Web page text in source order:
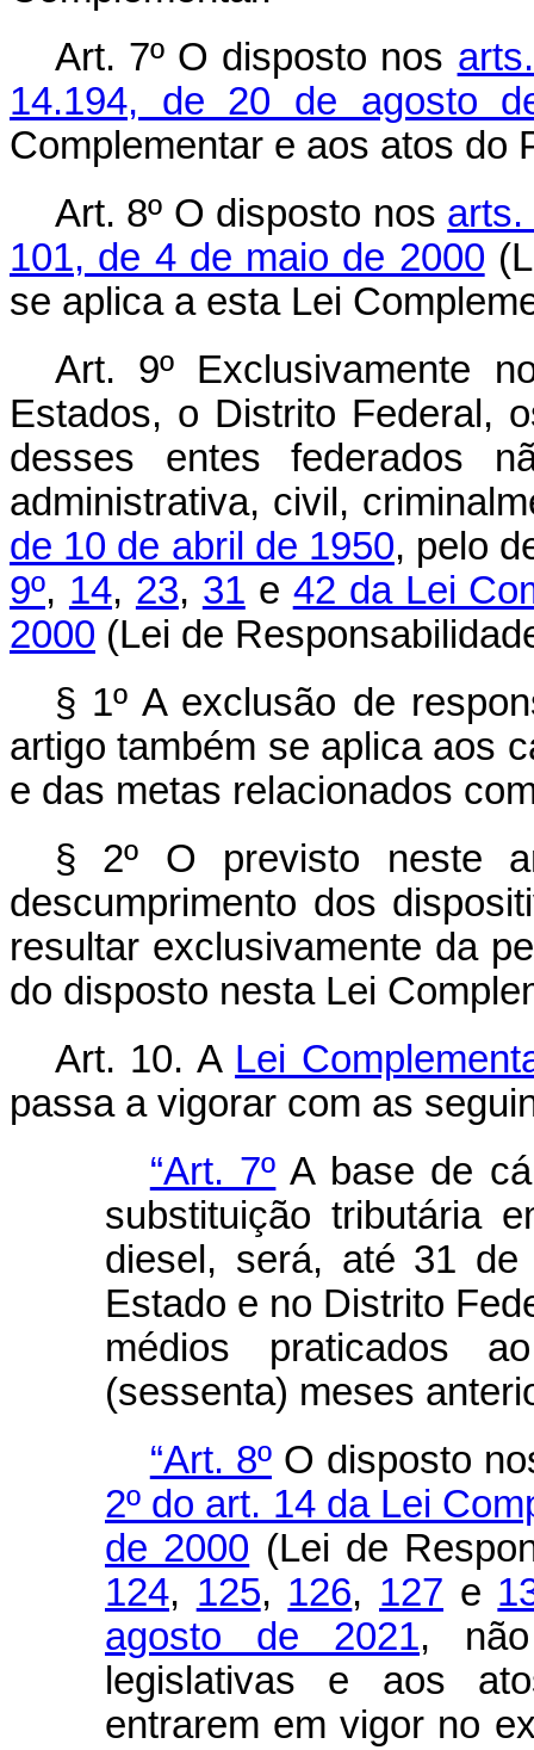
Art. 7º O disposto nos
14.194, de 20 de agosto
Complementar e aos atos do
Art. 8º O disposto nos arts.
101, de 4 de maio de 2000
se aplica a esta Lei
Art. 9º Exclusivamente
Estados, o Distrito Federal,
desses entes federados
administrativa, civil,
de 10 de abril de 1950, pelo
9º, 14, 23, 31 e 42 da Lei
2000 (Lei de
§ 1º A exclusão de
artigo também se aplica aos
e das metas relacionados
§ 2º O previsto neste
descumprimento dos
resultar exclusivamente da
do disposto nesta Lei
Art. 10. A Lei
passa a vigorar com as
“Art. 7º A base de
substituição tributária
diesel, será, até 31
Estado e no Distrito
médios praticados
(sessenta) meses
“Art. 8ºO disposto
2º do art. 14 da Lei
de 2000 (Lei de
124, 125, 126, 127 e
agosto de 2021,
legislativas e aos
entrarem em vigor no